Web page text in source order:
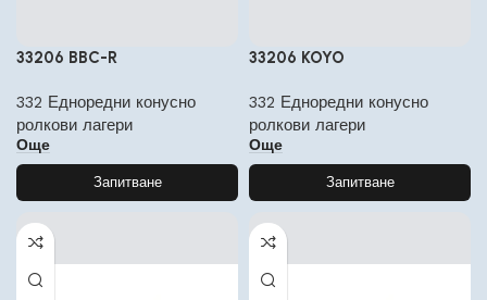
33206 BBC-R
332 Едноредни конусно
ролкови лагери
Още
Запитване
33206 KOYO
332 Едноредни конусно
ролкови лагери
Още
Запитване